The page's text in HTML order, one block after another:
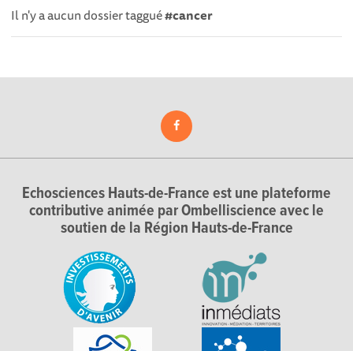
Il n'y a aucun dossier taggué#cancer
Echosciences Hauts-de-France est une plateforme
contributive animée par Ombelliscience avec le
soutien de la Région Hauts-de-France